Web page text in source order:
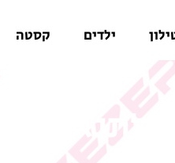
ילדים קסטה
לתנאי